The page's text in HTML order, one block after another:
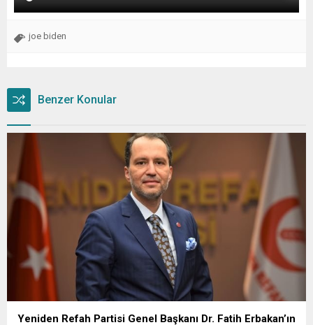
joe biden
Benzer Konular
Yeniden Refah Partisi Genel Başkanı Dr. Fatih Erbakan’ın